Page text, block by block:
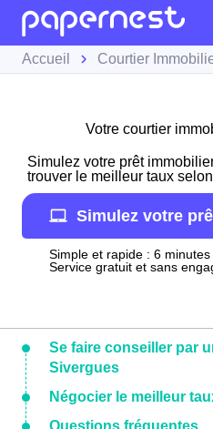
Accueil Courtier
Votre courtier
Simulez votre prêt
trouver le meilleur taux
Simulez votre
Simple et rapide : 6
Service gratuit et sans
Se faire conseiller par
Sivergues
Négocier le meilleur
Questions fréquentes